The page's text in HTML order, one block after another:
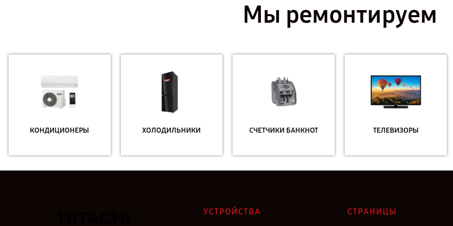
Мы ремонтируем
КОНДИЦИОНЕРЫ ХОЛОДИЛЬНИКИ СЧЕТЧИКИ БАНКНОТ ТЕЛЕВИЗОРЫ
УСТРОЙСТВА СТРАНИЦЫ